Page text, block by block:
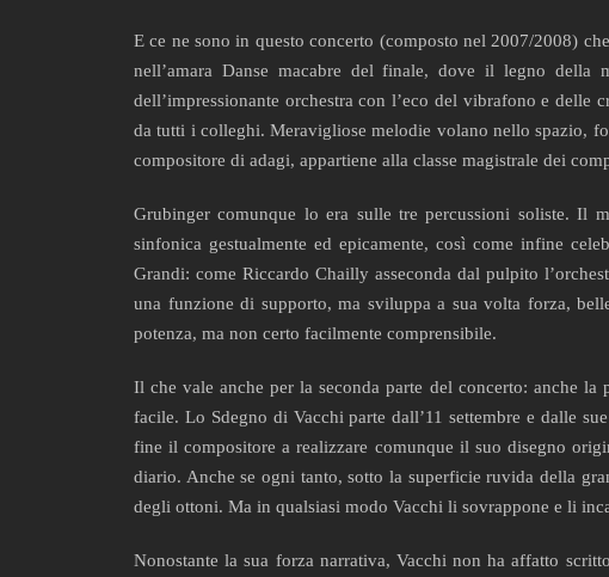
E ce ne sono in questo concerto (composto nel 2007/2008)
nell’amara Danse macabre del finale, dove il legno
dell’impressionante orchestra con l’eco del vibrafono e
da tutti i colleghi. Meravigliose melodie volano nello spazio,
compositore di adagi, appartiene alla classe magistrale dei
Grubinger comunque lo era sulle tre percussioni soliste. Il
sinfonica gestualmente ed epicamente, così come infine
Grandi: come Riccardo Chailly asseconda dal pulpito
una funzione di supporto, ma sviluppa a sua volta forza,
potenza, ma non certo facilmente comprensibile.
Il che vale anche per la seconda parte del concerto: anche
facile. Lo Sdegno di Vacchi parte dall’11 settembre e dalle
fine il compositore a realizzare comunque il suo disegno
diario. Anche se ogni tanto, sotto la superficie ruvida della
degli ottoni. Ma in qualsiasi modo Vacchi li sovrappone e li
Nonostante la sua forza narrativa, Vacchi non ha affatto